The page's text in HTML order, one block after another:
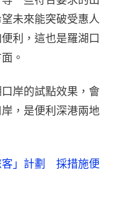
未來能突破受惠人
利，這也是羅湖口
。
岸的試點效果，會
，是便利深港兩地
客」計劃 採措施便